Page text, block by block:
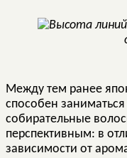
Между тем ранее
способен
собирательные
перспективным: в
зависимости от